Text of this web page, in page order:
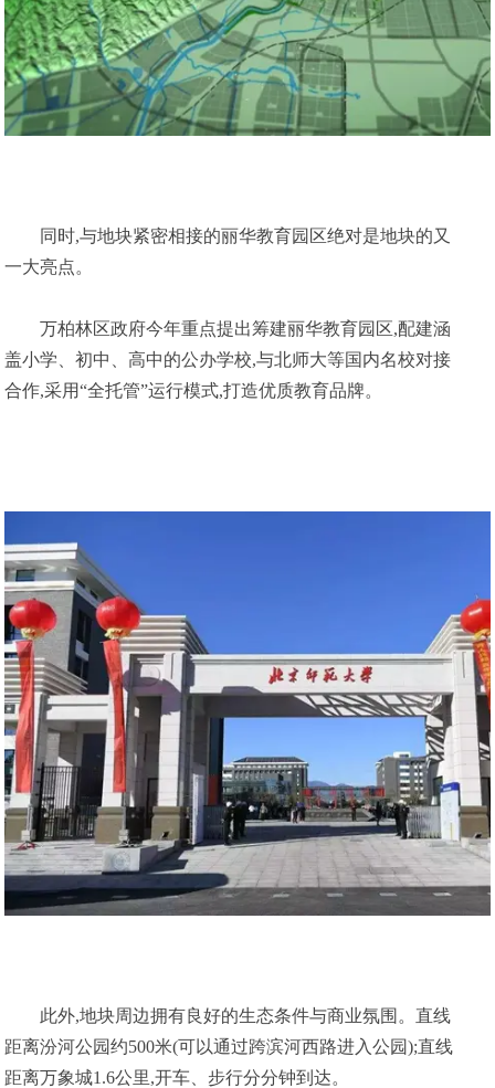
同时,与地块紧密相接的丽华教育园区绝对是地块的又
一大亮点。
万柏林区政府今年重点提出筹建丽华教育园区,配建涵
盖小学、初中、高中的公办学校,与北师大等国内名校对接
合作,采用“全托管”运行模式,打造优质教育品牌。
此外,地块周边拥有良好的生态条件与商业氛围。直线
距离汾河公园约500米(可以通过跨滨河西路进入公园);直线
距离万象城1.6公里,开车、步行分分钟到达。